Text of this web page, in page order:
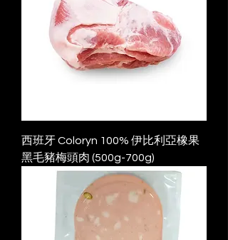
西班牙 Coloryn 100% 伊比利亞橡果
黑毛豬梅頭肉 (500g-700g)